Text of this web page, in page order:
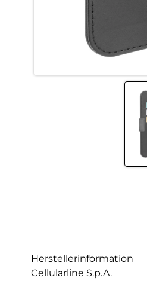
Herstellerinformation
Cellularline S.p.A.